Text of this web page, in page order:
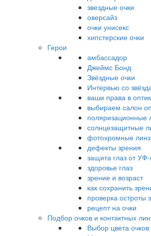
звездные очки
оверсайз
очки унисекс
хипстерские очки
Герои
амбассадор
Джеймс Бонд
Звёздные очки
Интервью со
ваши права в
выбираем салон
поляризационные
солнцезащитные
фотохромные
дефекты зрения
защита глаз от
здоровье глаз
зрение и возраст
как сохранить
проверка остроты
рецепт на очки
Подбор очков и контактных
Выбор цвета очков